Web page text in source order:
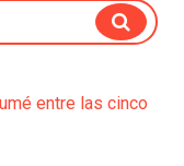
entre las cinco